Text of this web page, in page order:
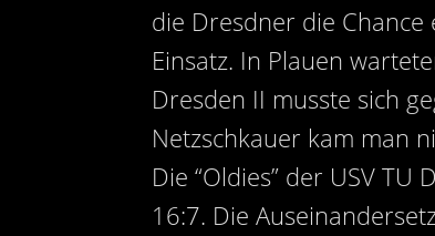
die Dresdner die Chance
Einsatz. In Plauen
Dresden II musste sich
Netzschkauer kam man
Die “Oldies” der USV
16:7. Die